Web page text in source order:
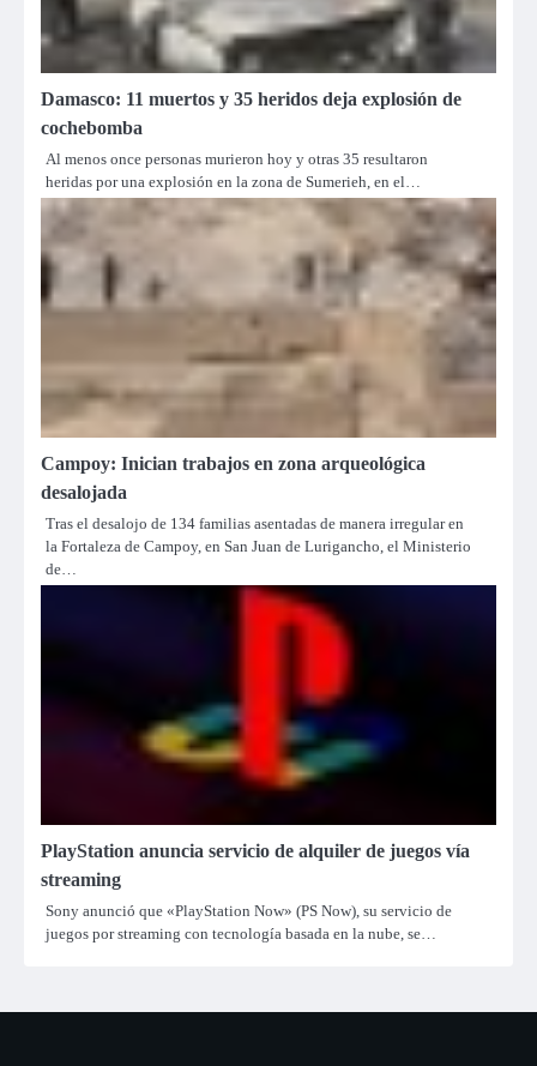
Damasco: 11 muertos y 35 heridos deja explosión de
cochebomba
Al menos once personas murieron hoy y otras 35 resultaron
heridas por una explosión en la zona de Sumerieh, en el…
Campoy: Inician trabajos en zona arqueológica
desalojada
Tras el desalojo de 134 familias asentadas de manera irregular en
la Fortaleza de Campoy, en San Juan de Lurigancho, el Ministerio
de…
PlayStation anuncia servicio de alquiler de juegos vía
streaming
Sony anunció que «PlayStation Now» (PS Now), su servicio de
juegos por streaming con tecnología basada en la nube, se…